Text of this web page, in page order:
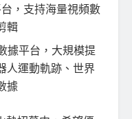
台，支持海量視頻數
輯
據平台，大規模提
人運動軌跡、世界
據